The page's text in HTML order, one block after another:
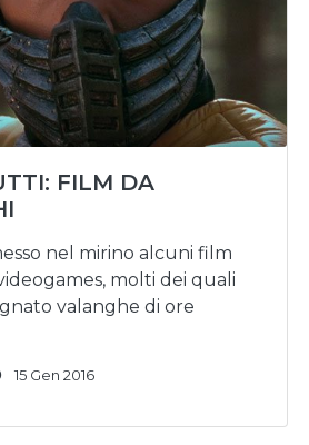
FILM DA
nel mirino alcuni film
molti dei quali
valanghe di ore
15 Gen 2016